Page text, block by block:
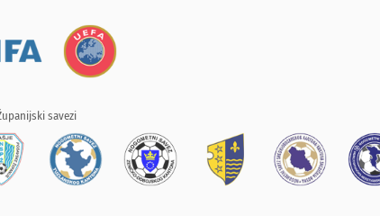
savezi